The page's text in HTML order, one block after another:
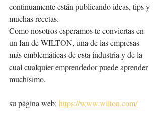
continuamente están publicando ideas, tips y
muchas recetas.
Como nosotros esperamos te conviertas en
un fan de WILTON, una de las empresas
más emblemáticas de esta industria y de la
cual cualquier emprendedor puede aprender
muchísimo.
su página web: https://www.wilton.com/